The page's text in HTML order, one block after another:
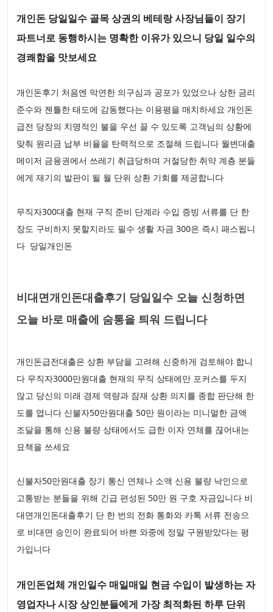
개인돈 당일일수 골목 상권의 베테랑 사장님들이 장기
파트너로 동행하시는 명확한 이유가 있으니 당일 일수의
경쾌함을 맛보세요
개인돈후기 처음엔 막연한 의구심과 공포가 있었으나 상한 금리
준수와 젠틀한 태도에 감동했다는 이용평을 매치하세요 개인돈
급전 당장의 치명적인 불을 우선 끌 수 있도록 고객님의 상황에
맞춰 원리금 납부 비율을 탄력적으로 조절해 드립니다 월변대출
메이저 금융권에서 쓰레기 취급당하며 거절당한 취약 계층 분들
에게 재기의 발판이 될 월 단위 상환 기회를 제공합니다
무직자300대출 현재 구직 준비 단계라 수입 증빙 서류를 단 한
장도 구비하지 못할지라도 필수 생활 자금 300은 즉시 패스됩니
다 당일개인돈
비대면개인돈대출후기 당일일수 오늘 신청하면
오늘 바로 매출에 숨통을 틔워 드립니다
개인돈급전대출은 상환 부담을 고려해 신중하게 검토해야 합니
다 무직자3000만원대출 현재의 무직 상태에만 포커스를 두지
않고 당신의 미래 경제 역량과 잠재 상환 의지를 종합 판단해 한
도를 엽니다 신불자50만원대출 50만 원이라는 미니멀한 금액
조달을 통해 신용 불량 상태에서도 급한 이자 연체를 끊어내는
묘책을 쓰세요
신불자50만원대출 장기 통신 연체나 소액 신용 불량 낙인으로
고통받는 분들을 위해 긴급 편성된 50만 원 구호 자금입니다 비
대면개인돈대출후기 단 한 번의 전화 통화와 카톡 서류 전송으
로 비대면 승인이 완료되어 바쁜 와중에 정말 구원받았다는 평
가입니다
개인돈업체 개인일수 매일매일 현금 수입이 발생하는 자
영업자나 시장 상인분들에게 가장 최적화된 하루 단위